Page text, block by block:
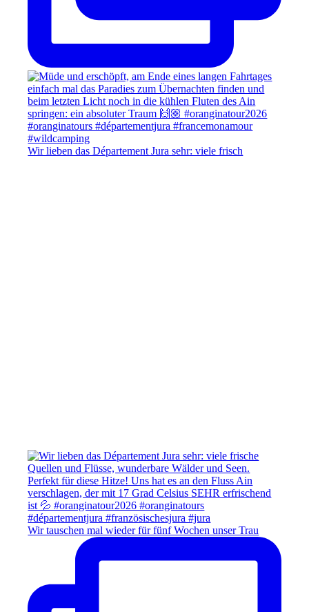
Wir lieben das Département Jura sehr: viele frisch
Wir tauschen mal wieder für fünf Wochen unser Trau